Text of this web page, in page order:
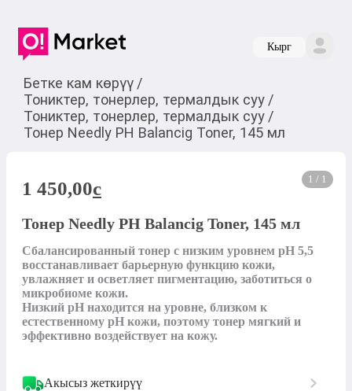
Кырг
Бетке кам көрүү /
Тониктер, тонерлер, термалдык суу /
Тониктер, тонерлер, термалдык суу /
Тонер Needly PH Balancig Toner, 145 мл
1 / 1
1 450,00c
Тонер Needly PH Balancig Toner, 145 мл
Сбалансированный тонер с низким уровнем pH 5,5
восстанавливает барьерную функцию кожи,
увлажняет и осветляет пигментацию, заботиться о
микробиоме кожи.
Низкий pH находится на уровне, близком к
естественному pH кожи, поэтому тонер мягкий и
эффективно воздействует на кожу.
Акысыз жеткирүү